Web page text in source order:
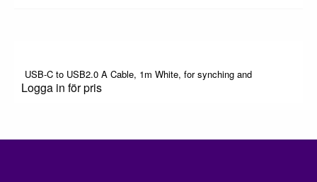
USB-C to USB2.0 A Cable, 1m White, for synching and
Logga in för pris